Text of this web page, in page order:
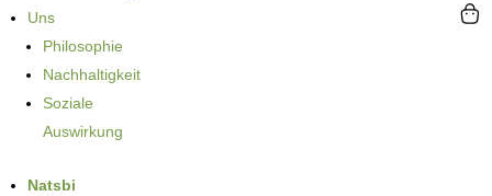
Uns
Philosophie
Nachhaltigkeit
Soziale
Auswirkung
Natsbi